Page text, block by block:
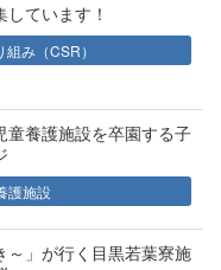
ています！
み（CSR）
童養護施設を卒園する子
護施設
～」が行く目黒若葉寮施